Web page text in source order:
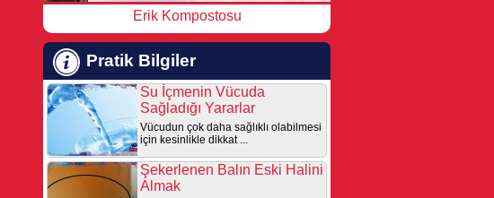
Erik Kompostosu
Pratik Bilgiler
Su İçmenin Vücuda
Sağladığı Yararlar
Vücudun çok daha sağlıklı olabilmesi
için kesinlikle dikkat ...
Şekerlenen Balın Eski Halini
Almak